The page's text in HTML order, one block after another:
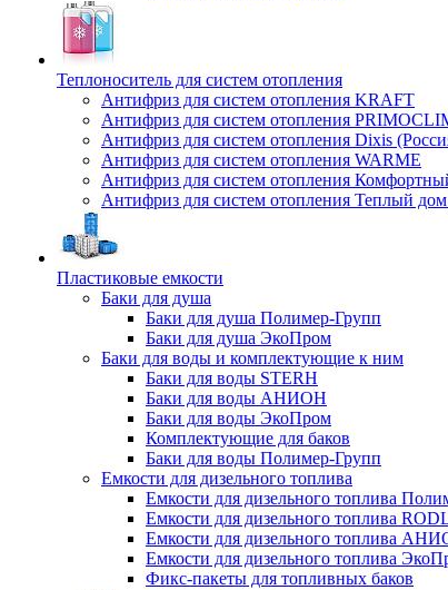
Теплоноситель для систем отопления
Антифриз для систем отопления KRAFT
Антифриз для систем отопления
Антифриз для систем отопления Dixis
Антифриз для систем отопления WARME
Антифриз для систем отопления
Антифриз для систем отопления Теплый
Пластиковые емкости
Баки для душа
Баки для душа Полимер-Групп
Баки для душа ЭкоПром
Баки для воды и комплектующие к ним
Баки для воды STERH
Баки для воды АНИОН
Баки для воды ЭкоПром
Комплектующие для баков
Баки для воды Полимер-Групп
Емкости для дизельного топлива
Емкости для дизельного топлива
Емкости для дизельного топлива
Емкости для дизельного топлива
Емкости для дизельного топлива
Фикс-пакеты для топливных баков